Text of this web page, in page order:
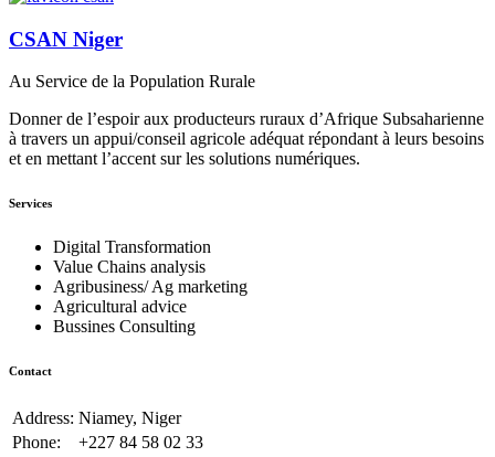
CSAN Niger
Au Service de la Population Rurale
Donner de l’espoir aux producteurs ruraux d’Afrique Subsaharienne
à travers un appui/conseil agricole adéquat répondant à leurs besoins
et en mettant l’accent sur les solutions numériques.
Services
Digital Transformation
Value Chains analysis
Agribusiness/ Ag marketing
Agricultural advice
Bussines Consulting
Contact
Address: Niamey, Niger
Phone:
+227 84 58 02 33